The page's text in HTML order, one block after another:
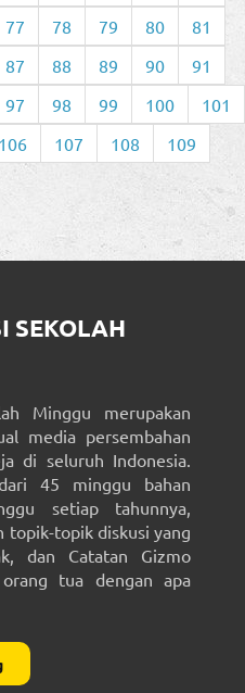
77 78 79 80
81
87 88 89 90
91
97 98 99 100
101
106 107 108
109
SEKOLAH
Minggu merupakan
media persembahan
di seluruh Indonesia.
45 minggu bahan
setiap tahunnya,
topik-topik diskusi yang
dan Catatan Gizmo
tua dengan apa